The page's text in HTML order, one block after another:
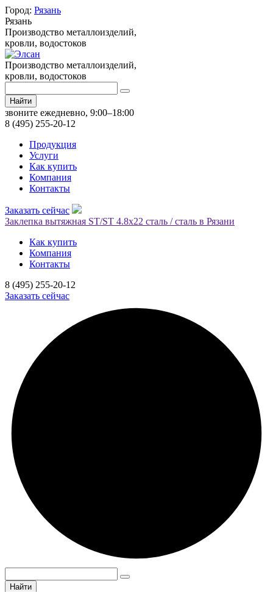
Город: Рязань
Рязань
Производство металлоизделий,
кровли, водостоков
Производство металлоизделий,
кровли, водостоков
Найти
звоните ежедневно, 9:00–18:00
8 (495) 255-20-12
Продукция
Услуги
Как купить
Компания
Контакты
Заказать сейчас
Заклепка вытяжная ST/ST 4.8х22 сталь / сталь в Рязани
Как купить
Компания
Контакты
8 (495) 255-20-12
Заказать сейчас
Найти